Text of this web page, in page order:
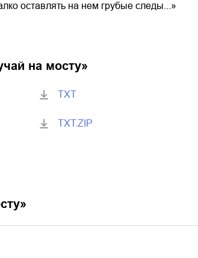
оставлять на нем грубые следы...»
на мосту»
TXT
TXT.ZIP
»